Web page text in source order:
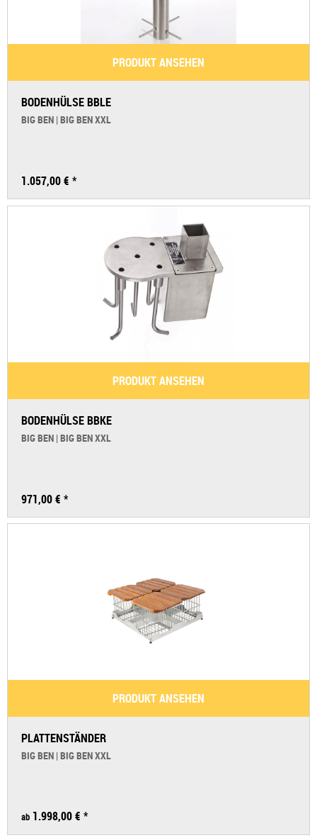
PRODUKT ANSEHEN
BODENHÜLSE BBLE
BIG BEN | BIG BEN XXL
1.057,00 € *
PRODUKT ANSEHEN
BODENHÜLSE BBKE
BIG BEN | BIG BEN XXL
971,00 € *
PRODUKT ANSEHEN
PLATTENSTÄNDER
BIG BEN | BIG BEN XXL
ab 1.998,00 € *